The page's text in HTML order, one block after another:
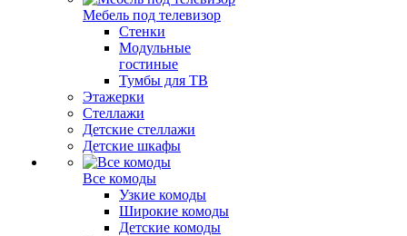
Мебель под телевизор
Стенки
Модульные
гостиные
Тумбы для ТВ
Этажерки
Стеллажи
Детские стеллажи
Детские шкафы
Все комоды
Узкие комоды
Широкие комоды
Детские комоды